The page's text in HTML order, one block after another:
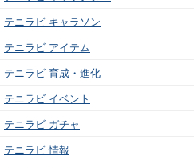
テニラビ キャラソン
テニラビ アイテム
テニラビ 育成・進化
テニラビ イベント
テニラビ ガチャ
テニラビ 情報